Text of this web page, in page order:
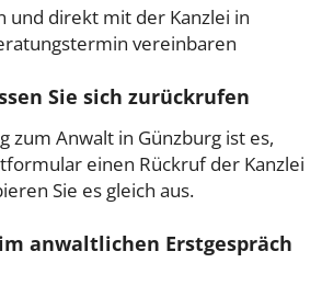
und direkt mit der Kanzlei in
vereinbaren
Sie sich zurückrufen
zum Anwalt in Günzburg ist es,
einen Rückruf der Kanzlei
Sie es gleich aus.
anwaltlichen Erstgespräch